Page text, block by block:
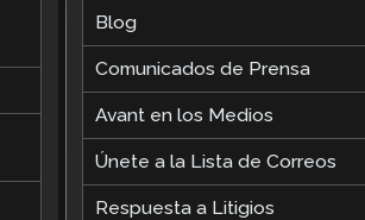
Blog
Comunicados de Prensa
Avant en los Medios
Únete a la Lista de Correos
Respuesta a Litigios